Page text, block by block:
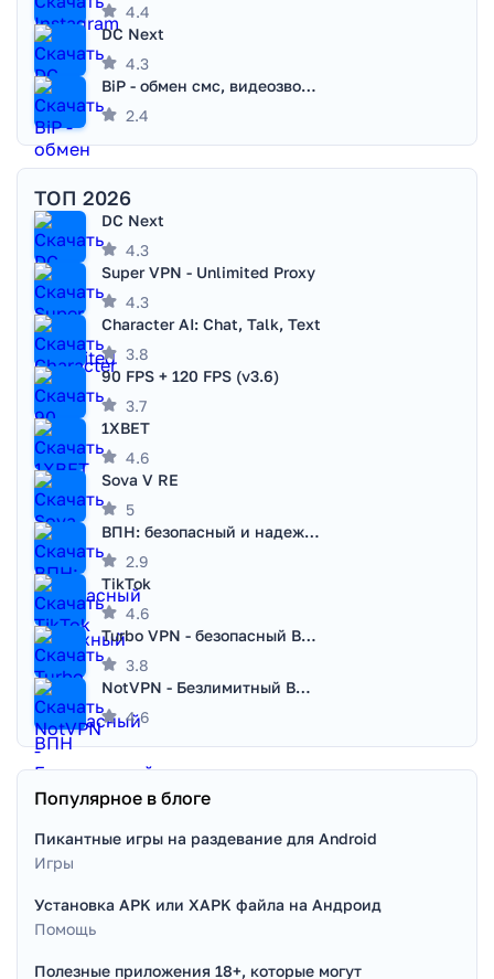
4.4
DC Next
4.3
BiP - обмен смс, видеозвонками
2.4
ТОП 2026
DC Next
4.3
Super VPN - Unlimited Proxy
4.3
Character AI: Chat, Talk, Text
3.8
90 FPS + 120 FPS (v3.6)
3.7
1XBET
4.6
Sova V RE
5
ВПН: безопасный и надежный VPN
2.9
TikTok
4.6
Turbo VPN - безопасный ВПН
3.8
NotVPN - Безлимитный ВПН | VPN
4.6
Популярное в блоге
Пикантные игры на раздевание для Android
Игры
Установка APK или XAPK файла на Андроид
Помощь
Полезные приложения 18+, которые могут